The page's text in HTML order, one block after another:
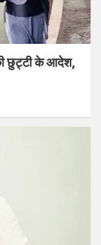
छुट्टी के आदेश,